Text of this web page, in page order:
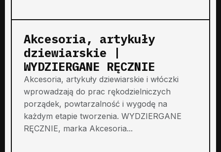
Akcesoria, artykuły
dziewiarskie |
WYDZIERGANE RĘCZNIE
Akcesoria, artykuły dziewiarskie i włóczki
wprowadzają do prac rękodzielniczych
porządek, powtarzalność i wygodę na
każdym etapie tworzenia. WYDZIERGANE
RĘCZNIE, marka Akcesoria...